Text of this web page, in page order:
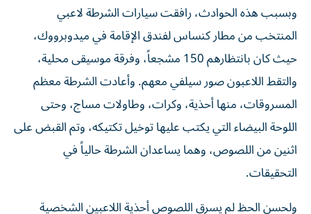
وبسبب هذه الحوادث، رافقت سيارات الشرطة لاعبي
المنتخب من مطار كنساس لفندق الإقامة في ميدوبرووك،
حيث كان بانتظارهم 150 مشجعاً، وفرقة موسيقى محلية،
والتقط اللاعبون صور سيلفي معهم. وأعادت الشرطة معظم
المسروقات، منها أحذية، وكرات، وطاولات مساج، وحتى
اللوحة البيضاء التي يكتب عليها توخيل تكتيكه، وتم القبض على
اثنين من اللصوص، وهما يساعدان الشرطة حالياً في
التحقيقات.
ولحسن الحظ لم يسرق اللصوص أحذية اللاعبين الشخصية